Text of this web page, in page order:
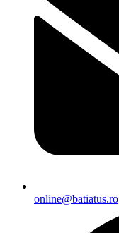
online@batiatus.ro